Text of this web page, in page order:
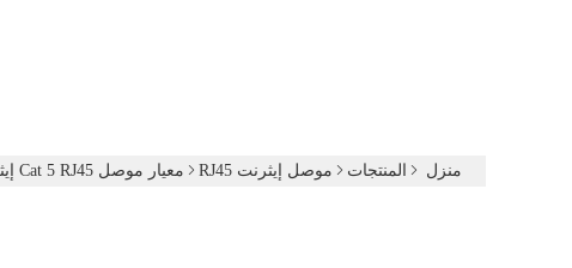
منزل المنتجات موصل إيثرنت RJ45 معيار موصل Cat 5 RJ45 إيثرنت مع محول مغناطيسي مخصص